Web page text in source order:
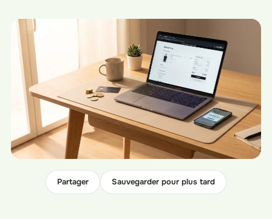
Partager Sauvegarder pour plus tard